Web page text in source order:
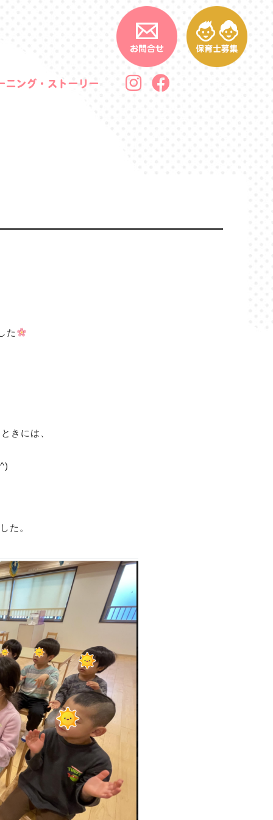
ニング・ストーリー
た
きには、
た。